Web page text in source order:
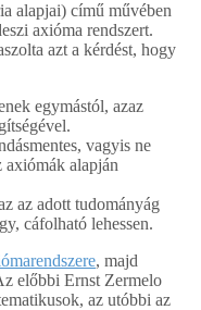
alapjai) című művében
axióma rendszert.
azt a kérdést, hogy
egymástól, azaz
vagyis ne
axiómák alapján
az adott tudományág
cáfolható lehessen.
, majd
előbbi Ernst Zermelo
az utóbbi az